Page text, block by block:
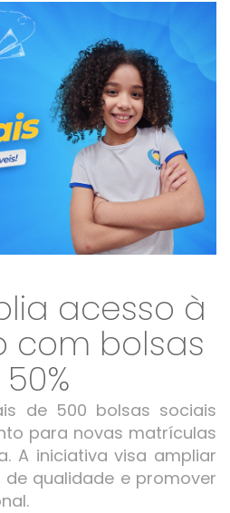
acesso à
com bolsas
de 500 bolsas sociais
para novas matrículas
A iniciativa visa ampliar
qualidade e promover